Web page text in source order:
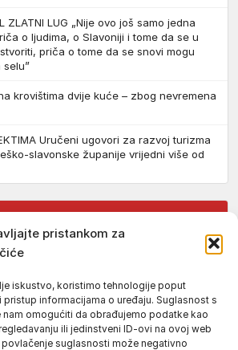
pristankom za
iskustvo, koristimo tehnologije poput
informacijama o uređaju. Suglasnost s
omogućiti da obrađujemo podatke kao
ili jedinstveni ID-ovi na ovoj web
suglasnosti može negativno
ZLATNI LUG „Nije ovo još samo jedna
o ljudima, o Slavoniji i tome da se u
priča o tome da se snovi mogu
selu”
krovištima dvije kuće – zbog nevremena
Uručeni ugovori za razvoj turizma
slavonske županije vrijedni više od
u vinogradu
pogonu
/ specijalistica